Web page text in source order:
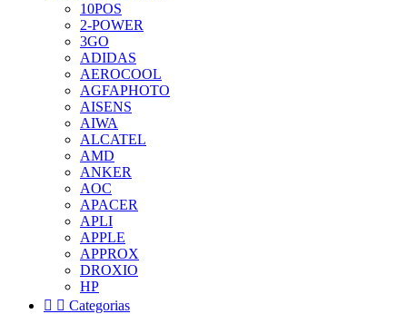
10POS
2-POWER
3GO
ADIDAS
AEROCOOL
AGFAPHOTO
AISENS
AIWA
ALCATEL
AMD
ANKER
AOC
APACER
APLI
APPLE
APPROX
DROXIO
HP
  Categorias